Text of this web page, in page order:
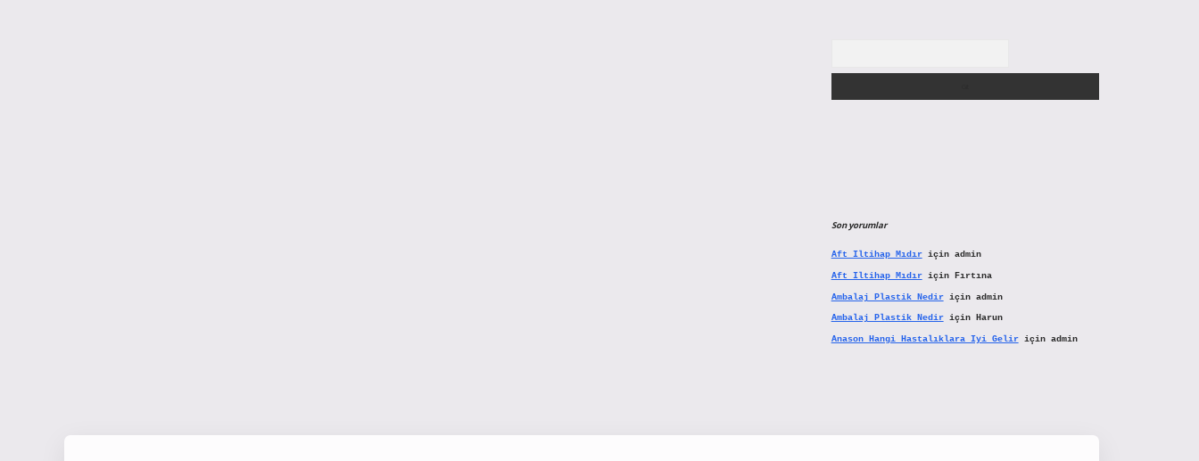
Son yorumlar
Aft Iltihap Mıdıriçin admin
Aft Iltihap Mıdıriçin Fırtına
Ambalaj Plastik Nediriçin admin
Ambalaj Plastik Nediriçin Harun
Anason Hangi Hastalıklara Iyi Geliriçin admin